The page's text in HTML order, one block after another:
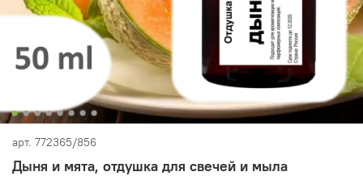
арт. 772365/856
Дыня и мята, отдушка для свечей и мыла